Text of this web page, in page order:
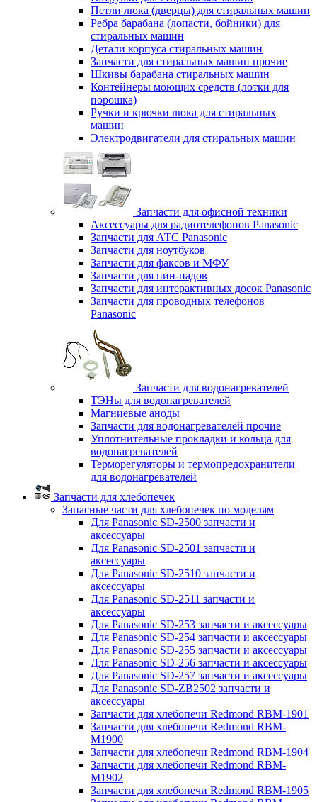
Петли люка (дверцы) для стиральных машин
Ребра барабана (лопасти, бойники) для
стиральных машин
Детали корпуса стиральных машин
Запчасти для стиральных машин прочие
Шкивы барабана стиральных машин
Контейнеры моющих средств (лотки для
порошка)
Ручки и крючки люка для стиральных
машин
Электродвигатели для стиральных машин
Запчасти для офисной техники
Аксессуары для радиотелефонов Panasonic
Запчасти для АТС Panasonic
Запчасти для ноутбуков
Запчасти для факсов и МФУ
Запчасти для пин-падов
Запчасти для интерактивных досок Panasonic
Запчасти для проводных телефонов
Panasonic
Запчасти для водонагревателей
ТЭНы для водонагревателей
Магниевые аноды
Запчасти для водонагревателей прочие
Уплотнительные прокладки и кольца для
водонагревателей
Терморегуляторы и термопредохранители
для водонагревателей
Запчасти для хлебопечек
Запасные части для хлебопечек по моделям
Для Panasonic SD-2500 запчасти и
аксессуары
Для Panasonic SD-2501 запчасти и
аксессуары
Для Panasonic SD-2510 запчасти и
аксессуары
Для Panasonic SD-2511 запчасти и
аксессуары
Для Panasonic SD-253 запчасти и аксессуары
Для Panasonic SD-254 запчасти и аксессуары
Для Panasonic SD-255 запчасти и аксессуары
Для Panasonic SD-256 запчасти и аксессуары
Для Panasonic SD-257 запчасти и аксессуары
Для Panasonic SD-ZB2502 запчасти и
аксессуары
Запчасти для хлебопечи Redmond RBM-1901
Запчасти для хлебопечи Redmond RBM-
M1900
Запчасти для хлебопечи Redmond RBM-1904
Запчасти для хлебопечи Redmond RBM-
M1902
Запчасти для хлебопечи Redmond RBM-1905